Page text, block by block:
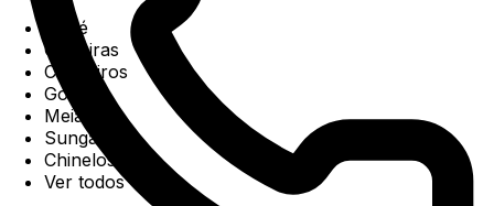
Boné
Carteiras
Chaveiros
Gorros
Meias
Sunga
Chinelos
Ver todos